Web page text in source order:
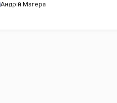
Андрій Магера